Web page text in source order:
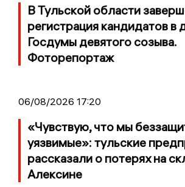
В Тульской области
регистрация кандидатов в
Госдумы девятого созыва.
Фоторепортаж
06/08/2026 17:20
«Чувствую, что мы
уязвимые»: тульские
рассказали о потерях на
Алексине